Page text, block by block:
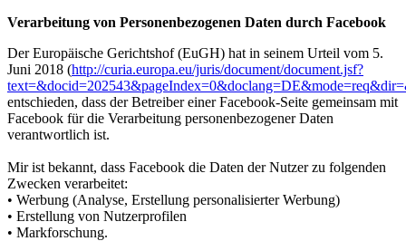
Verarbeitung von Personenbezogenen Daten durch Facebook
Der Europäische Gerichtshof (EuGH) hat in seinem Urteil vom 5.
Juni 2018 (http://curia.europa.eu/juris/document/document.jsf?
entschieden, dass der Betreiber einer Facebook-Seite gemeinsam mit
Facebook für die Verarbeitung personenbezogener Daten
verantwortlich ist.
Mir ist bekannt, dass Facebook die Daten der Nutzer zu folgenden
Zwecken verarbeitet:
• Werbung (Analyse, Erstellung personalisierter Werbung)
• Erstellung von Nutzerprofilen
• Markforschung.